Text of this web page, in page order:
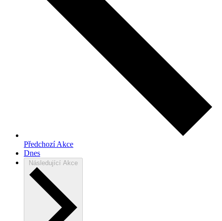
PředchozíAkce
Dnes
Následující Akce